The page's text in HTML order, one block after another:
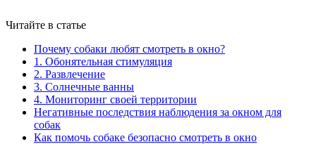
Читайте в статье
Почему собаки любят смотреть в окно?
1. Обонятельная стимуляция
2. Развлечение
3. Солнечные ванны
4. Мониторинг своей территории
Негативные последствия наблюдения за окном для
собак
Как помочь собаке безопасно смотреть в окно